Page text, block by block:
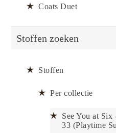
Coats Duet
Stoffen zoeken
Stoffen
Per collectie
See You at
33 (Playtime